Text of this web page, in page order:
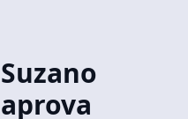
Suzano
aprova